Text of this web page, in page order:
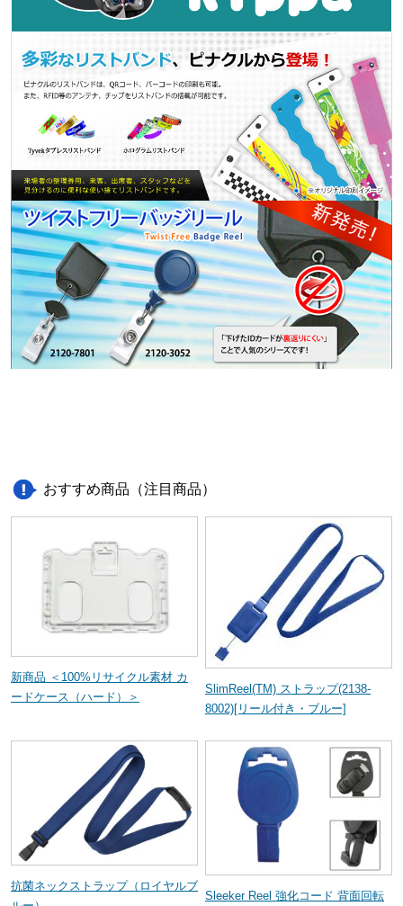
おすすめ商品（注目商品）
新商品 ＜100%リサイクル素材 カ
ードケース（ハード）＞
SlimReel(TM) ストラップ(2138-
8002)[リール付き・ブルー]
抗菌ネックストラップ（ロイヤルブ
Sleeker Reel 強化コード 背面回転